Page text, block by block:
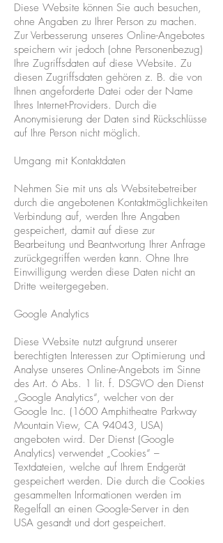
Diese Website können Sie auch besuchen,
ohne Angaben zu Ihrer Person zu machen.
Zur Verbesserung unseres Online-Angebotes
speichern wir jedoch (ohne Personenbezug)
Ihre Zugriffsdaten auf diese Website. Zu
diesen Zugriffsdaten gehören z. B. die von
Ihnen angeforderte Datei oder der Name
Ihres Internet-Providers. Durch die
Anonymisierung der Daten sind Rückschlüsse
auf Ihre Person nicht möglich.
Umgang mit Kontaktdaten
Nehmen Sie mit uns als Websitebetreiber
durch die angebotenen Kontaktmöglichkeiten
Verbindung auf, werden Ihre Angaben
gespeichert, damit auf diese zur
Bearbeitung und Beantwortung Ihrer Anfrage
zurückgegriffen werden kann. Ohne Ihre
Einwilligung werden diese Daten nicht an
Dritte weitergegeben.
Google Analytics
Diese Website nutzt aufgrund unserer
berechtigten Interessen zur Optimierung und
Analyse unseres Online-Angebots im Sinne
des Art. 6 Abs. 1 lit. f. DSGVO den Dienst
„Google Analytics“, welcher von der
Google Inc. (1600 Amphitheatre Parkway
Mountain View, CA 94043, USA)
angeboten wird. Der Dienst (Google
Analytics) verwendet „Cookies“ –
Textdateien, welche auf Ihrem Endgerät
gespeichert werden. Die durch die Cookies
gesammelten Informationen werden im
Regelfall an einen Google-Server in den
USA gesandt und dort gespeichert.